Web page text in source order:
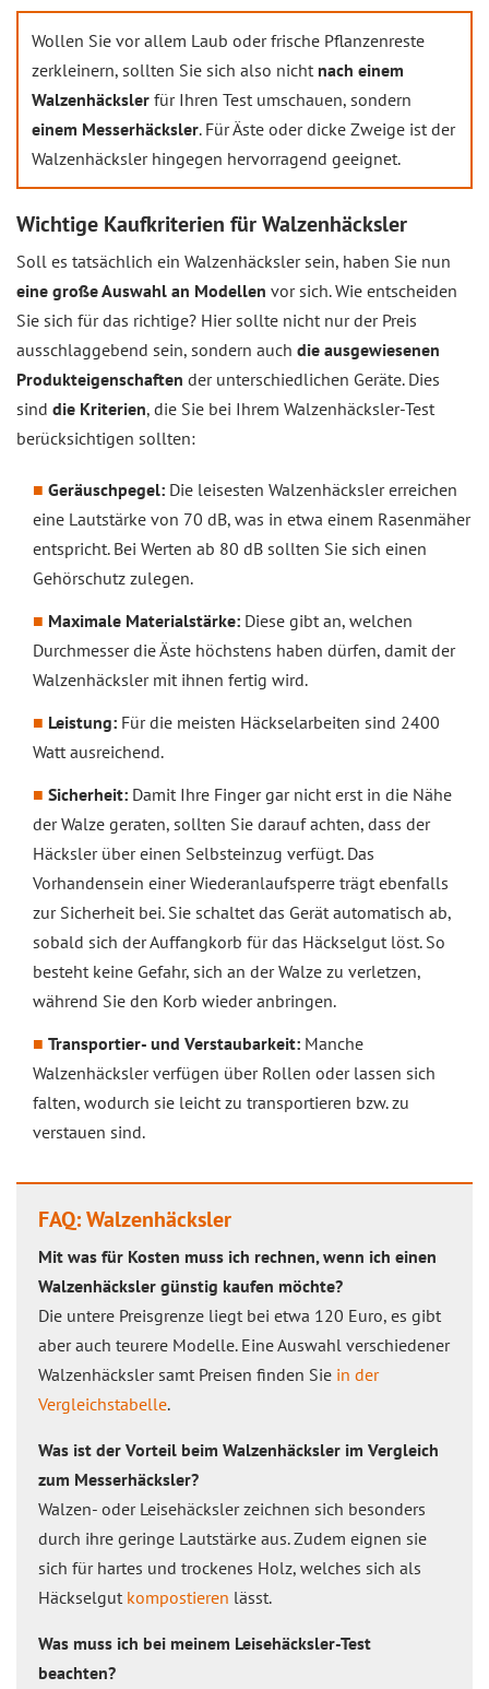
Wollen Sie vor allem Laub oder frische Pflanzenreste
zerkleinern, sollten Sie sich also nicht nach einem
Walzenhäcksler für Ihren Test umschauen, sondern
einem Messerhäcksler. Für Äste oder dicke Zweige ist der
Walzenhäcksler hingegen hervorragend geeignet.
Wichtige Kaufkriterien für Walzenhäcksler
Soll es tatsächlich ein Walzenhäcksler sein, haben Sie nun
eine große Auswahl an Modellen vor sich. Wie entscheiden
Sie sich für das richtige? Hier sollte nicht nur der Preis
ausschlaggebend sein, sondern auch die ausgewiesenen
Produkteigenschaften der unterschiedlichen Geräte. Dies
sind die Kriterien, die Sie bei Ihrem Walzenhäcksler-Test
berücksichtigen sollten:
Geräuschpegel: Die leisesten Walzenhäcksler erreichen
eine Lautstärke von 70 dB, was in etwa einem Rasenmäher
entspricht. Bei Werten ab 80 dB sollten Sie sich einen
Gehörschutz zulegen.
Maximale Materialstärke: Diese gibt an, welchen
Durchmesser die Äste höchstens haben dürfen, damit der
Walzenhäcksler mit ihnen fertig wird.
Leistung: Für die meisten Häckselarbeiten sind 2400
Watt ausreichend.
Sicherheit: Damit Ihre Finger gar nicht erst in die Nähe
der Walze geraten, sollten Sie darauf achten, dass der
Häcksler über einen Selbsteinzug verfügt. Das
Vorhandensein einer Wiederanlaufsperre trägt ebenfalls
zur Sicherheit bei. Sie schaltet das Gerät automatisch ab,
sobald sich der Auffangkorb für das Häckselgut löst. So
besteht keine Gefahr, sich an der Walze zu verletzen,
während Sie den Korb wieder anbringen.
Transportier- und Verstaubarkeit: Manche
Walzenhäcksler verfügen über Rollen oder lassen sich
falten, wodurch sie leicht zu transportieren bzw. zu
verstauen sind.
FAQ: Walzenhäcksler
Mit was für Kosten muss ich rechnen, wenn ich einen
Walzenhäcksler günstig kaufen möchte?
Die untere Preisgrenze liegt bei etwa 120 Euro, es gibt
aber auch teurere Modelle. Eine Auswahl verschiedener
Walzenhäcksler samt Preisen finden Sie in der
Vergleichstabelle.
Was ist der Vorteil beim Walzenhäcksler im Vergleich
zum Messerhäcksler?
Walzen- oder Leisehäcksler zeichnen sich besonders
durch ihre geringe Lautstärke aus. Zudem eignen sie
sich für hartes und trockenes Holz, welches sich als
Häckselgut kompostieren lässt.
Was muss ich bei meinem Leisehäcksler-Test
beachten?